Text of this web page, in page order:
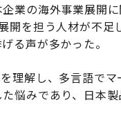
業の海外事業展開に
開を担う人材が不足
る声が多かった。
理解し、多言語で
悩みであり、日本